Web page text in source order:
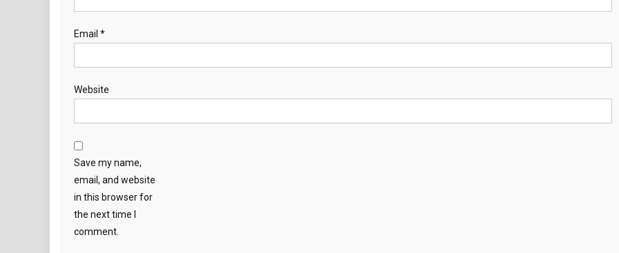
Email *
Website
Save my name,
email, and website
in this browser for
the next time I
comment.